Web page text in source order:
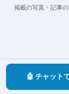
掲載の写真・記事
🤖 チャット